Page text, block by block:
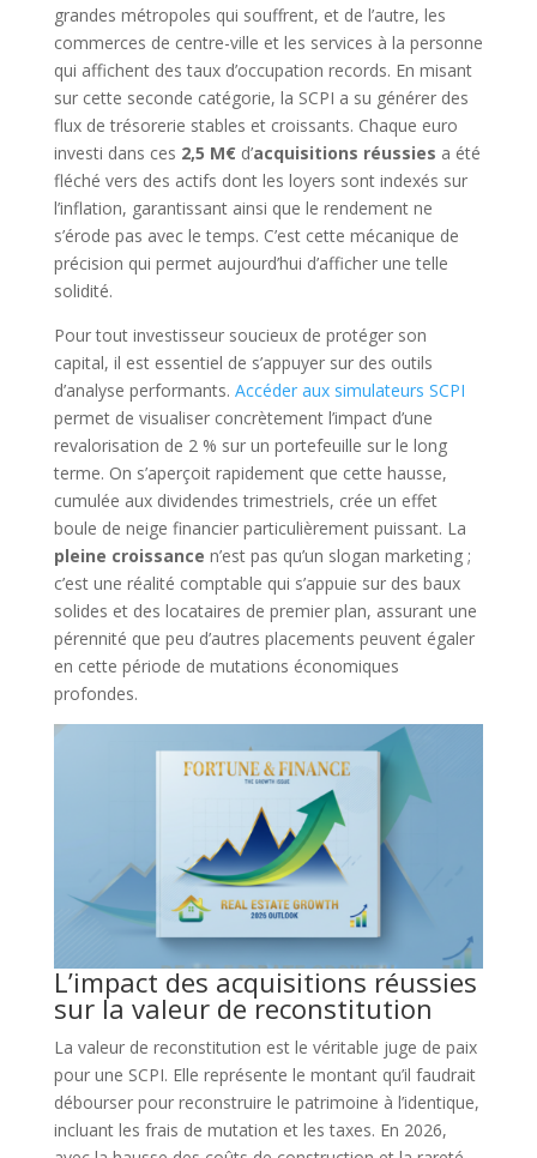
grandes métropoles qui souffrent, et de l’autre, les
commerces de centre-ville et les services à la personne
qui affichent des taux d’occupation records. En misant
sur cette seconde catégorie, la SCPI a su générer des
flux de trésorerie stables et croissants. Chaque euro
investi dans ces 2,5 M€d’acquisitions réussies a été
fléché vers des actifs dont les loyers sont indexés sur
l’inflation, garantissant ainsi que le rendement ne
s’érode pas avec le temps. C’est cette mécanique de
précision qui permet aujourd’hui d’afficher une telle
solidité.
Pour tout investisseur soucieux de protéger son
capital, il est essentiel de s’appuyer sur des outils
d’analyse performants. Accéder aux simulateurs SCPI
permet de visualiser concrètement l’impact d’une
revalorisation de 2 % sur un portefeuille sur le long
terme. On s’aperçoit rapidement que cette hausse,
cumulée aux dividendes trimestriels, crée un effet
boule de neige financier particulièrement puissant. La
pleine croissance n’est pas qu’un slogan marketing ;
c’est une réalité comptable qui s’appuie sur des baux
solides et des locataires de premier plan, assurant une
pérennité que peu d’autres placements peuvent égaler
en cette période de mutations économiques
profondes.
L’impact des acquisitions réussies
sur la valeur de reconstitution
La valeur de reconstitution est le véritable juge de paix
pour une SCPI. Elle représente le montant qu’il faudrait
débourser pour reconstruire le patrimoine à l’identique,
incluant les frais de mutation et les taxes. En 2026,